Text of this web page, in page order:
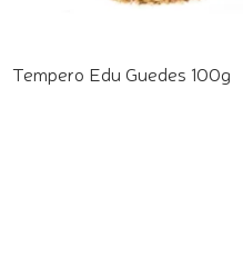
Tempero Edu Guedes 100g